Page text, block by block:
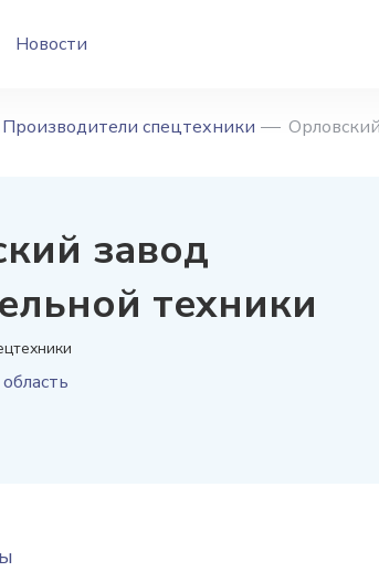
Новости
Производители спецтехники
завод
техники